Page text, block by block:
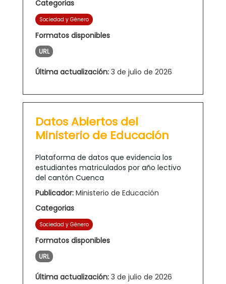
Categorias
Sociedad y Género
Formatos disponibles
URL
Última actualización: 3 de julio de 2026
Datos Abiertos del
Ministerio de Educación
Plataforma de datos que evidencia los
estudiantes matriculados por año lectivo
del cantón Cuenca
Publicador: Ministerio de Educación
Categorias
Sociedad y Género
Formatos disponibles
URL
Última actualización: 3 de julio de 2026